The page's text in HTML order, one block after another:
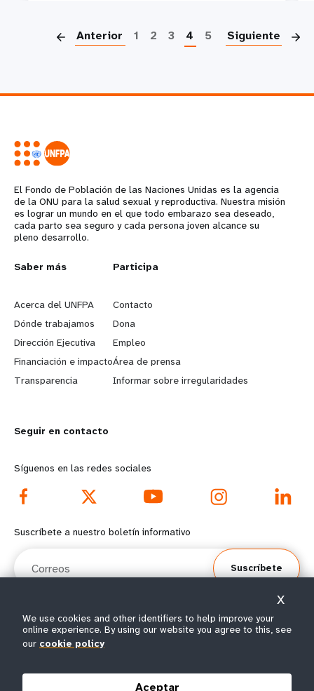
Anterior 1 2 3 4 5 Siguiente
El Fondo de Población de las Naciones Unidas es la agencia
de la ONU para la salud sexual y reproductiva. Nuestra misión
es lograr un mundo en el que todo embarazo sea deseado,
cada parto sea seguro y cada persona joven alcance su
pleno desarrollo.
L
e
a
r
n
o
r
e
f
o
t
e
Saber más
Acerca del UNFPA
Dónde trabajamos
Dirección Ejecutiva
Financiación e impacto
Transparencia
G
o
b
e
y
d
o
t
e
r
m
Participa
Contacto
Dona
Empleo
Área de prensa
Informar sobre irregularidades
Seguir en contacto
Síguenos en las redes sociales
Suscríbete a nuestro boletín informativo
Suscríbete
© Todos los derechos reservados 2026.
We use cookies and other identifiers to help improve your
online experience. By using our website you agree to this, see
our cookie policy
Aceptar
X